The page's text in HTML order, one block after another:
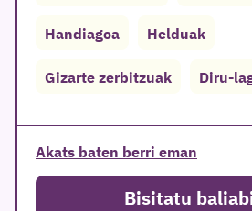
Handiagoa Helduak
Gizarte zerbitzuak Diru-
Akats baten berri eman
Bisitatu